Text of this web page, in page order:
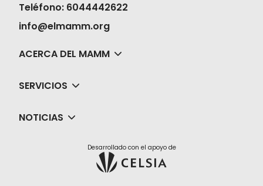
Teléfono: 6044442622
info@elmamm.org
ACERCA DEL MAMM
SERVICIOS
NOTICIAS
Desarrollado con el apoyo de